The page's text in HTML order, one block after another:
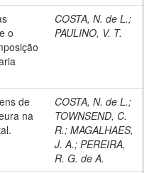
o
COSTA, N. de L.;
PAULINO, V. T.
de
na
COSTA, N. de L.;
TOWNSEND, C.
R.; MAGALHAES,
J. A.; PEREIRA,
R. G. de A.